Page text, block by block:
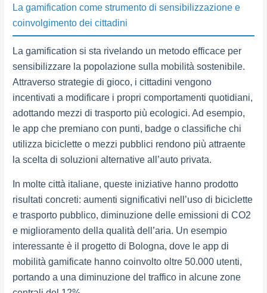
La gamification come strumento di sensibilizzazione e
coinvolgimento dei cittadini
La gamification si sta rivelando un metodo efficace per
sensibilizzare la popolazione sulla mobilità sostenibile.
Attraverso strategie di gioco, i cittadini vengono
incentivati a modificare i propri comportamenti quotidiani,
adottando mezzi di trasporto più ecologici. Ad esempio,
le app che premiano con punti, badge o classifiche chi
utilizza biciclette o mezzi pubblici rendono più attraente
la scelta di soluzioni alternative all’auto privata.
In molte città italiane, queste iniziative hanno prodotto
risultati concreti: aumenti significativi nell’uso di biciclette
e trasporto pubblico, diminuzione delle emissioni di CO2
e miglioramento della qualità dell’aria. Un esempio
interessante è il progetto di Bologna, dove le app di
mobilità gamificate hanno coinvolto oltre 50.000 utenti,
portando a una diminuzione del traffico in alcune zone